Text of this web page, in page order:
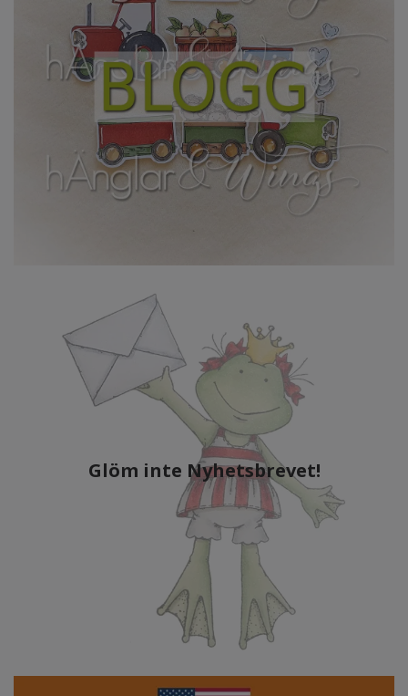
Glöm inte Nyhetsbrevet!